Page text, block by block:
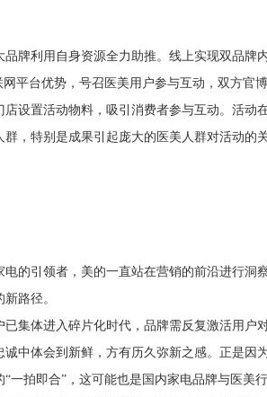
利用自身资源全力助推。线上实现双品牌
网平台优势，号召医美用户参与互动，双方官
店设置活动物料，吸引消费者参与互动。活动
群，特别是成果引起庞大的医美人群对活动的
引领者，美的一直站在营销的前沿进行洞
路径。
体进入碎片化时代，品牌需反复激活用户
诚中体会到新鲜，方有历久弥新之感。正是因
“一拍即合”，这可能也是国内家电品牌与医美